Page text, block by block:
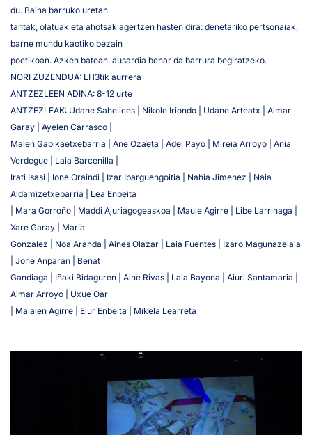
du. Baina barruko uretan
tantak, olatuak eta ahotsak agertzen hasten dira: denetariko pertsonaiak,
barne mundu kaotiko bezain
poetikoan. Azken batean, ausardia behar da barrura begiratzeko.
NORI ZUZENDUA: LH3tik aurrera
ANTZEZLEEN ADINA: 8-12 urte
ANTZEZLEAK: Udane Sahelices | Nikole Iriondo | Udane Arteatx | Aimar
Garay | Ayelen Carrasco |
Malen Gabikaetxebarria | Ane Ozaeta | Adei Payo | Mireia Arroyo | Ania
Verdegue | Laia Barcenilla |
Irati Isasi | Ione Oraindi | Izar Ibarguengoitia | Nahia Jimenez | Naia
Aldamizetxebarria | Lea Enbeita
| Mara Gorroño | Maddi Ajuriagogeaskoa | Maule Agirre | Libe Larrinaga |
Xare Garay | Maria
Gonzalez | Noa Aranda | Aines Olazar | Laia Fuentes | Izaro Magunazelaia
| Jone Anparan | Beñat
Gandiaga | Iñaki Bidaguren | Aine Rivas | Laia Bayona | Aiuri Santamaria |
Aimar Arroyo | Uxue Oar
| Maialen Agirre | Elur Enbeita | Mikela Learreta